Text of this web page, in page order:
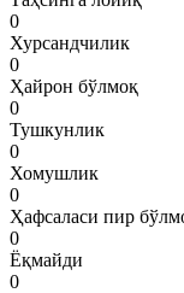
0
Хурсандчилик
0
Ҳайрон бўлмоқ
0
Тушкунлик
0
Хомушлик
0
Ҳафсаласи пир
0
Ёқмайди
0